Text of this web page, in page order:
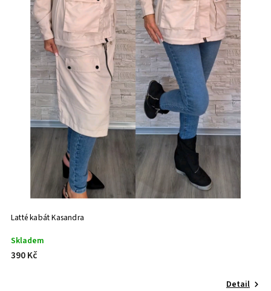
Latté kabát Kasandra
Skladem
390 Kč
Detail